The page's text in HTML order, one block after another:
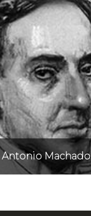
Antonio Machado